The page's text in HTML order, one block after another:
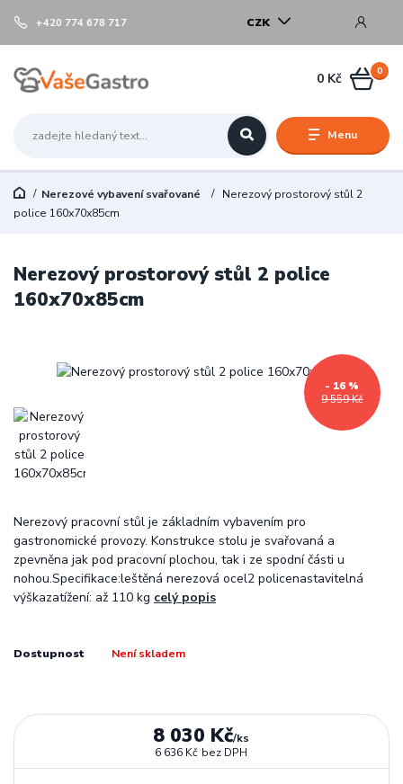
Menu
CZK
+420 774 678 717
0
0 Kč
Nerezové vybavení svařované
Nerezový prostorový stůl 2
police 160x70x85cm
Nerezový prostorový stůl 2 police
160x70x85cm
9 559 Kč
- 16 %
Nerezový pracovní stůl je základním vybavením pro
gastronomické provozy. Konstrukce stolu je svařovaná a
zpevněna jak pod pracovní plochou, tak i ze spodní části u
nohou.Specifikace:leštěná nerezová ocel2 policenastavitelná
výškazatížení: až 110 kg celý popis
Dostupnost Není skladem
8 030 Kč/ks
6 636 Kč bez DPH